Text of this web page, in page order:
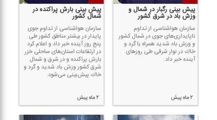
پیش بینی رگبار در شمال و
وزش باد در شرق كشور
سازمان هواشناسی از تداوم
ناپایداری‌های جوی در شمال كشور
و وزش باد شدید همراه با گرد و
خاك در نوار شرقی طی روز‌های
آینده خبر داد.
۲ ماه پیش
پیش بینی بارش پراكنده در
شمال كشور
سازمان هواشناسی از تداوم جوی
پایدار در بیشتر مناطق كشور طی
پنج روز آینده خبر داد و اعلام كرد
در ارتفاعات استان‌های ساحلی خزر
بارش پراكنده و در شرق و شمال
شرق كشور وزش باد شدید و گرد و
خاك پیش‌بینی می‌شود.
۲ ماه پیش